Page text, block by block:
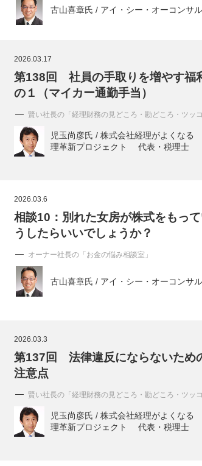
古山喜章氏 / アイ・シー・オーコンサ
2026.03.17
第138回 社員の手取りを増やす
の１（マイカー通勤手当）
賢い社長の「経理財務の見どころ・勘どころ・ツッコ
児玉尚彦氏 / 株式会社経理がよくなる
理革新プロジェクト 代表・税理士
2026.03.6
相談10：別れた女房が株式をもっ
うしたらいいでしょうか？
オーナー社長の「お金の悩み相談室」
古山喜章氏 / アイ・シー・オーコンサ
2026.03.3
第137回 法律違反にならないため
注意点
賢い社長の「経理財務の見どころ・勘どころ・ツッコ
児玉尚彦氏 / 株式会社経理がよくなる
理革新プロジェクト 代表・税理士